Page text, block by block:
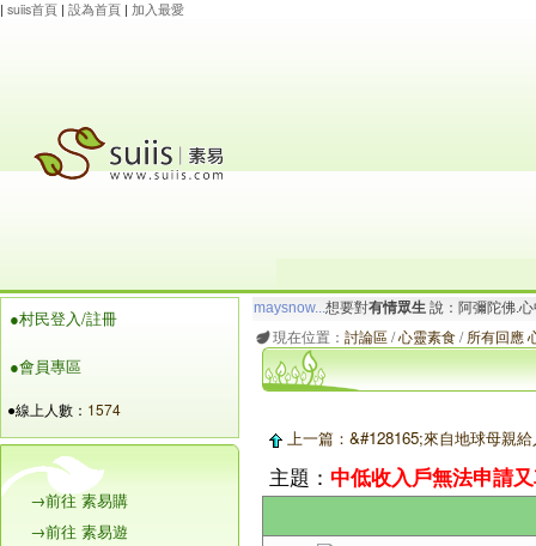
| suiis首頁 | 設為首頁 | 加入最愛
●村民登入/註冊
●會員專區
●線上人數： 1574
→前往 素易購
→前往 素易遊
朱道弘想要對 大衆說：阿彌陀佛十八願天
maysnow...想要對有情眾生 說：阿彌陀佛.
現在位置： 討論區/心靈素食/所有回應
上一篇：&#128165;來自地球母親
主題： 中低收入戶無法申請